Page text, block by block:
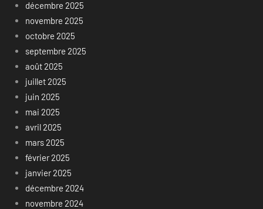
décembre 2025
novembre 2025
octobre 2025
septembre 2025
août 2025
juillet 2025
juin 2025
mai 2025
avril 2025
mars 2025
février 2025
janvier 2025
décembre 2024
novembre 2024